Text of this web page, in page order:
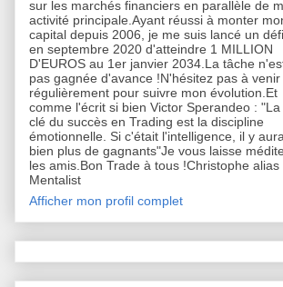
sur les marchés financiers en parallèle de
activité principale.Ayant réussi à monter
capital depuis 2006, je me suis lancé un défi
en septembre 2020 d'atteindre 1 MILLION
D'EUROS au 1er janvier 2034.La tâche
pas gagnée d'avance !N'hésitez pas à venir
régulièrement pour suivre mon évolution.Et
comme l'écrit si bien Victor Sperandeo : "La
clé du succès en Trading est la discipline
émotionnelle. Si c'était l'intelligence, il y
bien plus de gagnants"Je vous laisse
les amis.Bon Trade à tous !Christophe alias
Mentalist
Afficher mon profil complet